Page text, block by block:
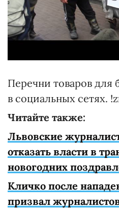
Перечни товаров для
в социальных сетях.
Читайте также:
Львовские
отказать власти в
новогодних
Кличко после
призвал